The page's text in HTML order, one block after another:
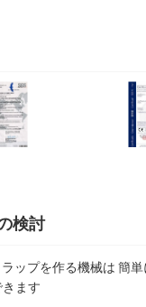
検討
ップを作る機械は 簡単
ます